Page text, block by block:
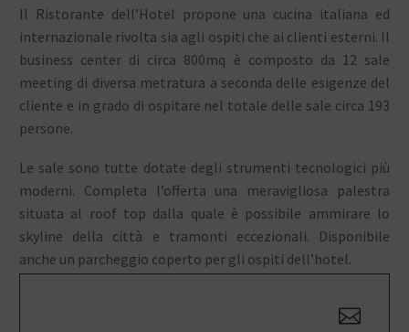
Il Ristorante dell’Hotel propone una cucina italiana ed
internazionale rivolta sia agli ospiti che ai clienti esterni. Il
business center di circa 800mq è composto da 12 sale
meeting di diversa metratura a seconda delle esigenze del
cliente e in grado di ospitare nel totale delle sale circa 193
persone.
Le sale sono tutte dotate degli strumenti tecnologici più
moderni. Completa l’offerta una meravigliosa palestra
situata al roof top dalla quale è possibile ammirare lo
skyline della città e tramonti eccezionali. Disponibile
anche un parcheggio coperto per gli ospiti dell’hotel.

